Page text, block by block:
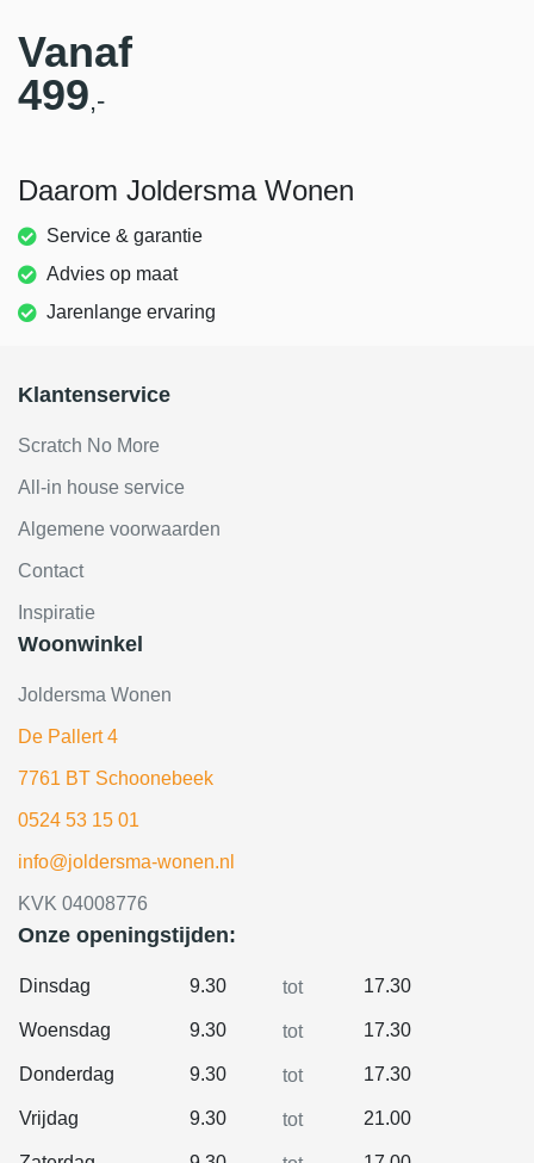
Vanaf
499,-
Daarom Joldersma Wonen
Service & garantie
Advies op maat
Jarenlange ervaring
Klantenservice
Scratch No More
All-in house service
Algemene voorwaarden
Contact
Inspiratie
Woonwinkel
Joldersma Wonen
De Pallert 4
7761 BT Schoonebeek
0524 53 15 01
info@joldersma-wonen.nl
KVK 04008776
Onze openingstijden:
Dinsdag 9.30 tot 17.30
Woensdag 9.30 tot 17.30
Donderdag 9.30 tot 17.30
Vrijdag 9.30 tot 21.00